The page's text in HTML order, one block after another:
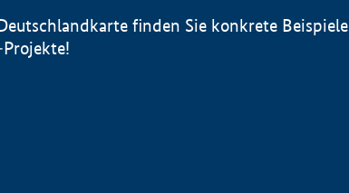
finden Sie konkrete Beispiele